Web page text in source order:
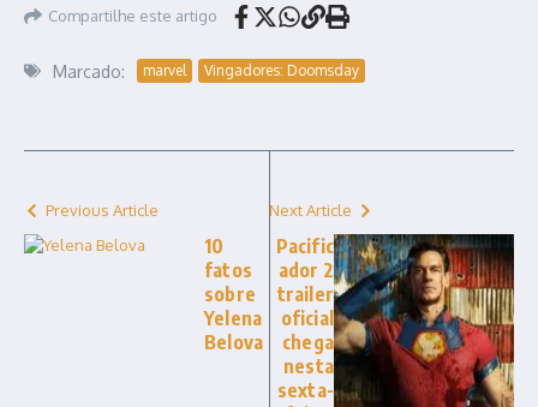
Compartilhe este artigo
Marcado: marvel Vingadores: Doomsday
Previous Article
10
fatos
sobre
Yelena
Belova
Next Article
Pacific
ador 2
trailer
oficial
chega
nesta
sexta-